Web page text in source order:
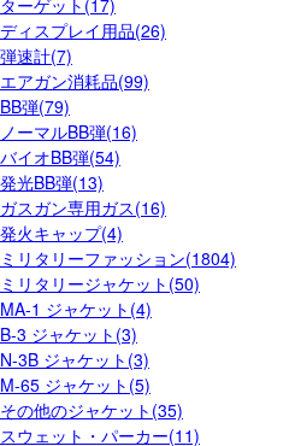
ターゲット(17)
ディスプレイ用品(26)
弾速計(7)
エアガン消耗品(99)
BB弾(79)
ノーマルBB弾(16)
バイオBB弾(54)
発光BB弾(13)
ガスガン専用ガス(16)
発火キャップ(4)
ミリタリーファッション(1804)
ミリタリージャケット(50)
MA-1 ジャケット(4)
B-3 ジャケット(3)
N-3B ジャケット(3)
M-65 ジャケット(5)
その他のジャケット(35)
スウェット・パーカー(11)